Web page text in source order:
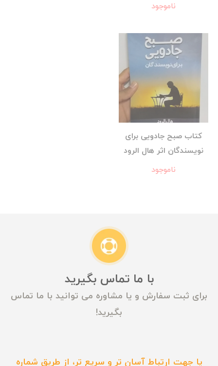
ناموجود
کتاب صبح جادویی برای
نویسندگان اثر هال الرود
ناموجود
با ما تماس بگیرید
برای ثبت سفارش و یا مشاوره می توانید با ما تماس
بگیرید!
یا جهت ارتباط آسان تر و سریع تر، از طریق شماره